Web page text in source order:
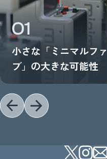
01
小さな「ミニマルファ
ブ」の大きな可能性